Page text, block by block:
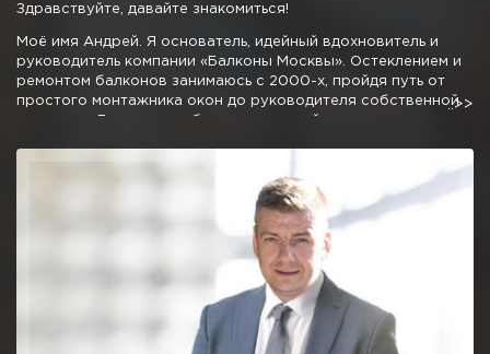
Здравствуйте, давайте знакомиться!
Моё имя Андрей. Я основатель, идейный вдохновитель и
руководитель компании «Балконы Москвы». Остеклением и
ремонтом балконов занимаюсь с 2000-х, пройдя путь от
простого монтажника окон до руководителя собственной
благоустройства балконов и лоджий.
Мне не очень хочется писать про низкие цены, 50% скидки и
10 летнюю гарантию, как это требуют от меня маркетологи,
отмечу одно, мне не стыдно за качество нашей работы.
Можете вызвать десяток компаний сравнивая наш подход и
ценовую политику и убедитесь, что с нами можно и нужно
Надеюсь на честное и взаимовыгодное сотрудничество!